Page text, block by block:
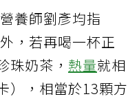
養師劉彥均指
，若再喝一杯正
珠奶茶， 熱量就相
），相當於13顆方